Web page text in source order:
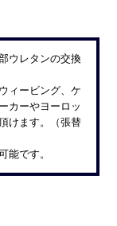
ウレタンの交換
ィービング、ケ
カーやヨーロッ
けます。（張替
能です。